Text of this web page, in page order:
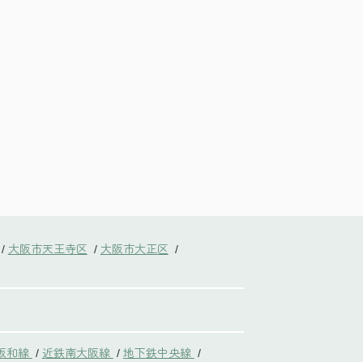
/ 大阪市天王寺区 / 大阪市大正区 /
和線 / 近鉄南大阪線 / 地下鉄中央線 /